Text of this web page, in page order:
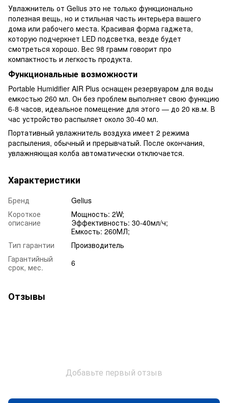
Увлажнитель от Gelius это не только функционально
полезная вещь, но и стильная часть интерьера вашего
дома или рабочего места. Красивая форма гаджета,
которую подчеркнет LED подсветка, везде будет
смотреться хорошо. Вес 98 грамм говорит про
компактность и легкость продукта.
Функциональные возможности
Portable Humidifier AIR Plus оснащен резервуаром для воды
емкостью 260 мл. Он без проблем выполняет свою функцию
6-8 часов, идеальное помещение для этого — до 20 кв.м. В
час устройство распыляет около 30-40 мл.
Портативный увлажнитель воздуха имеет 2 режима
распыления, обычный и прерывчатый. После окончания,
увлажняющая колба автоматически отключается.
Характеристики
Бренд
Gelius
Короткое
описание
Мощность: 2W;
Эффективность: 30-40мл/ч;
Емкость: 260МЛ;
Тип гарантии
Производитель
Гарантийный
срок, мес.
6
Отзывы
Добавьте первый отзыв